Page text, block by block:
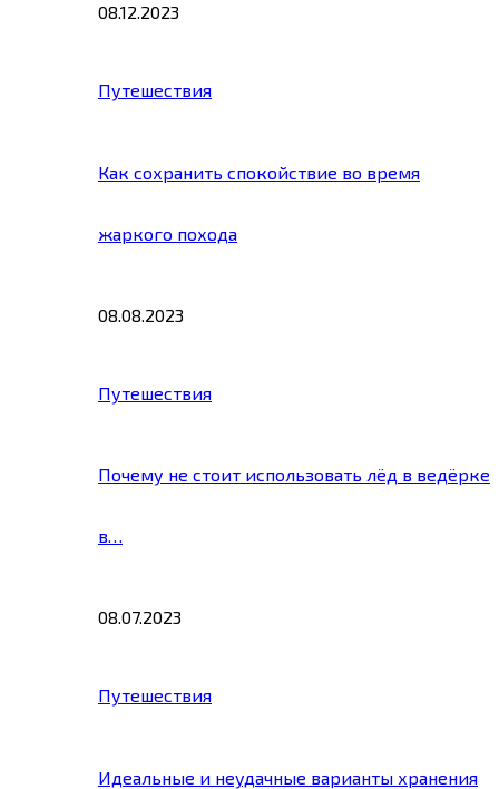
08.12.2023
Путешествия
Как сохранить спокойствие во время
жаркого похода
08.08.2023
Путешествия
Почему не стоит использовать лёд в ведёрке
в…
08.07.2023
Путешествия
Идеальные и неудачные варианты хранения